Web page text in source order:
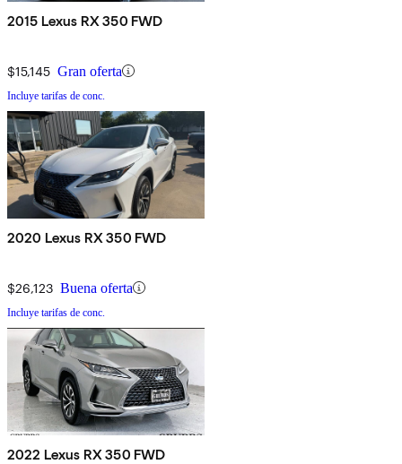
2015 Lexus RX 350 FWD
$15,145 Gran oferta
Incluye tarifas de conc.
2020 Lexus RX 350 FWD
$26,123 Buena oferta
Incluye tarifas de conc.
2022 Lexus RX 350 FWD